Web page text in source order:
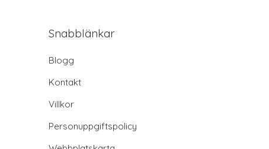
Snabblänkar
Blogg
Kontakt
Villkor
Personuppgiftspolicy